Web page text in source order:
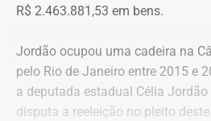
R$ 2.463.881,53 em bens.
Jordão ocupou uma cadeira na
pelo Rio de Janeiro entre 2015 e
a deputada estadual Célia
disputa a reeleição no pleito deste